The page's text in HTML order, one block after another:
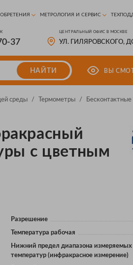
МЕТРОЛОГИЯ И СЕРВИС
37
ЦЕНТРАЛЬНЫЙ ОФИС В МОСКВЕ
УЛ. ГИЛЯРОВСКОГО,
НАЙТИ ВЫ
среды / Термометры /
с цветным
Разрешение
Температура рабочая
Нижний предел диапазона измеряемых
температур (инфракрасное измерение)